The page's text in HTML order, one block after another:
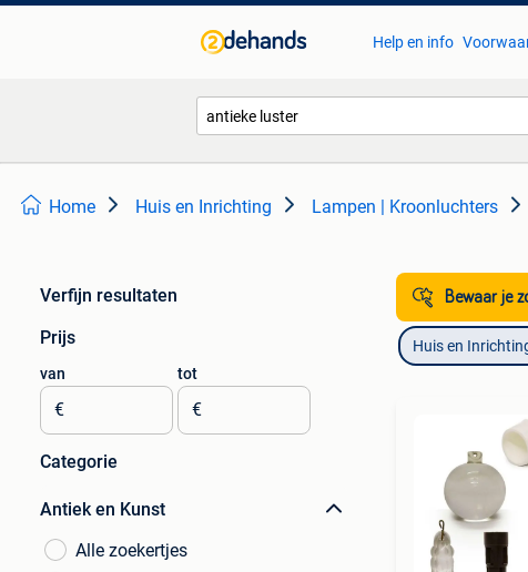
Help en info
Home Huis en Inrichting Lampen | Kroonluchters
Verfijn resultaten
Prijs
van
€
tot
€
Categorie
Antiek en Kunst
Alle zoekertjes
Bewaar je
Huis en